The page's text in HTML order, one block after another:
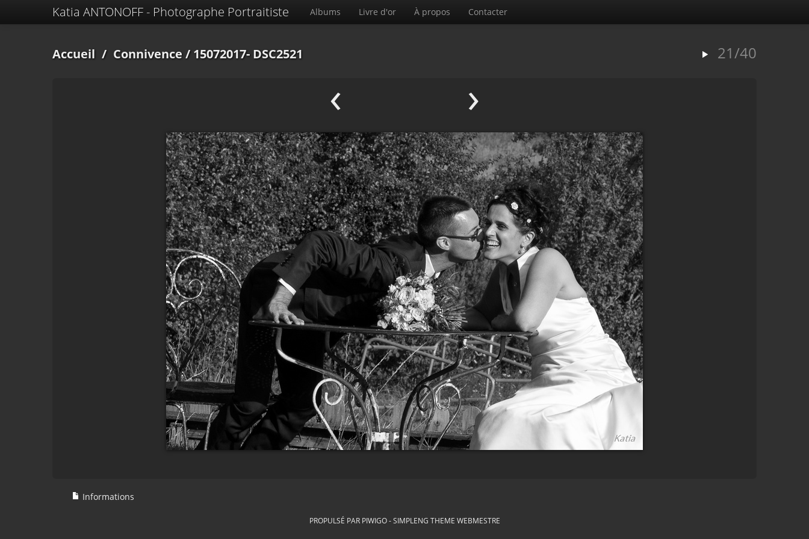
Katia ANTONOFF - Photographe Portraitiste Albums Livre d'or À propos Contacter
21/40
Accueil / Connivence/ 15072017- DSC2521
‹ ›
Informations
PROPULSÉ PAR PIWIGO-SIMPLENG THEME WEBMESTRE